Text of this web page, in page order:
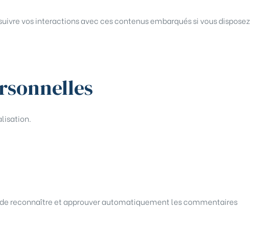
vos interactions avec ces contenus embarqués si vous disposez
reconnaître et approuver automatiquement les commentaires